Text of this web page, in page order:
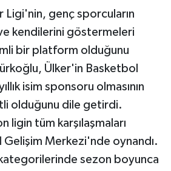
Ligi'nin, genç sporcuların
kendilerini göstermeleri
bir platform olduğunu
Ülker'in Basketbol
isim sponsoru olmasının
olduğunu dile getirdi.
ligin tüm karşılaşmaları
Gelişim Merkezi'nde oynandı.
sezon boyunca